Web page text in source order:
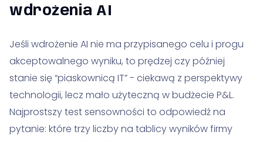
wdrożenia AI
Jeśli wdrożenie AI nie ma przypisanego celu i progu
akceptowalnego wyniku, to prędzej czy później
stanie się “piaskownicą IT” - ciekawą z perspektywy
technologii, lecz mało użyteczną w budżecie P&L.
Najprostszy test sensowności to odpowiedź na
pytanie: które trzy liczby na tablicy wyników firmy